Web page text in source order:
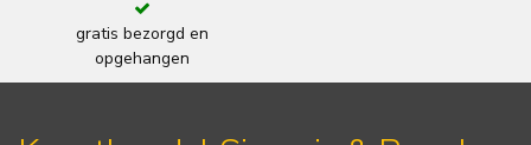
gratis bezorgd en
opgehangen